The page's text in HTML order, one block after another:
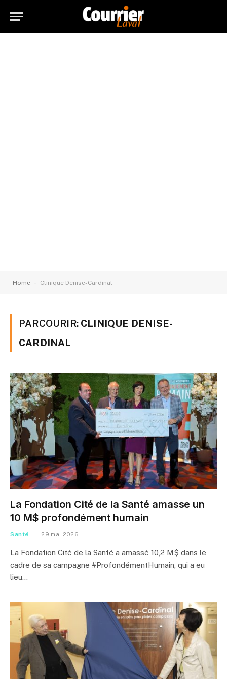
Home - Clinique Denise-Cardinal
PARCOURIR: CLINIQUE DENISE-
CARDINAL
La Fondation Cité de la Santé amasse un
10 M$ profondément humain
Santé 29 mai 2026
La Fondation Cité de la Santé a amassé 10,2 M$ dans le
cadre de sa campagne #ProfondémentHumain, qui a eu
lieu…